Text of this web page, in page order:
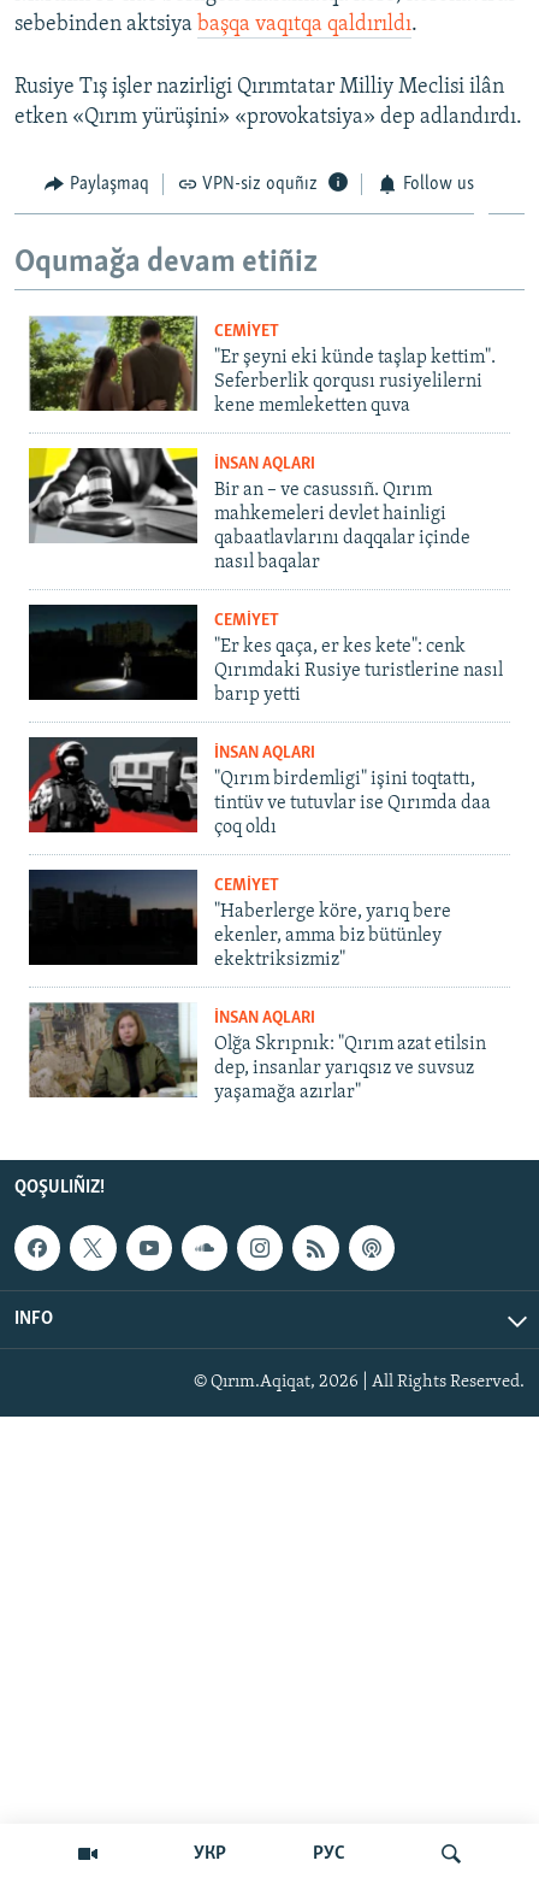
УКР РУС
sebebinden aktsiya başqa vaqıtqa qaldırıldı.
Rusiye Tış işler nazirligi Qırımtatar Milliy Meclisi ilân
etken «Qırım yürüşini» «provokatsiya» dep adlandırdı.
Paylaşmaq VPN-siz oquñız Follow us
Oqumağa devam etiñiz
CEMİYET
"Er şeyni eki künde taşlap kettim".
Seferberlik qorqusı rusiyelilerni
kene memleketten quva
İNSAN AQLARI
Bir an – ve casussıñ. Qırım
mahkemeleri devlet hainligi
qabaatlavlarını daqqalar içinde
nasıl baqalar
CEMİYET
"Er kes qaça, er kes kete": cenk
Qırımdaki Rusiye turistlerine nasıl
barıp yetti
İNSAN AQLARI
"Qırım birdemligi" işini toqtattı,
tintüv ve tutuvlar ise Qırımda daa
çoq oldı
CEMİYET
"Haberlerge köre, yarıq bere
ekenler, amma biz bütünley
ekektriksizmiz"
İNSAN AQLARI
Olğa Skrıpnık: "Qırım azat etilsin
dep, insanlar yarıqsız ve suvsuz
yaşamağa azırlar"
QOŞULIÑIZ!
INFO
© Qırım.Aqiqat, 2026 | All Rights Reserved.